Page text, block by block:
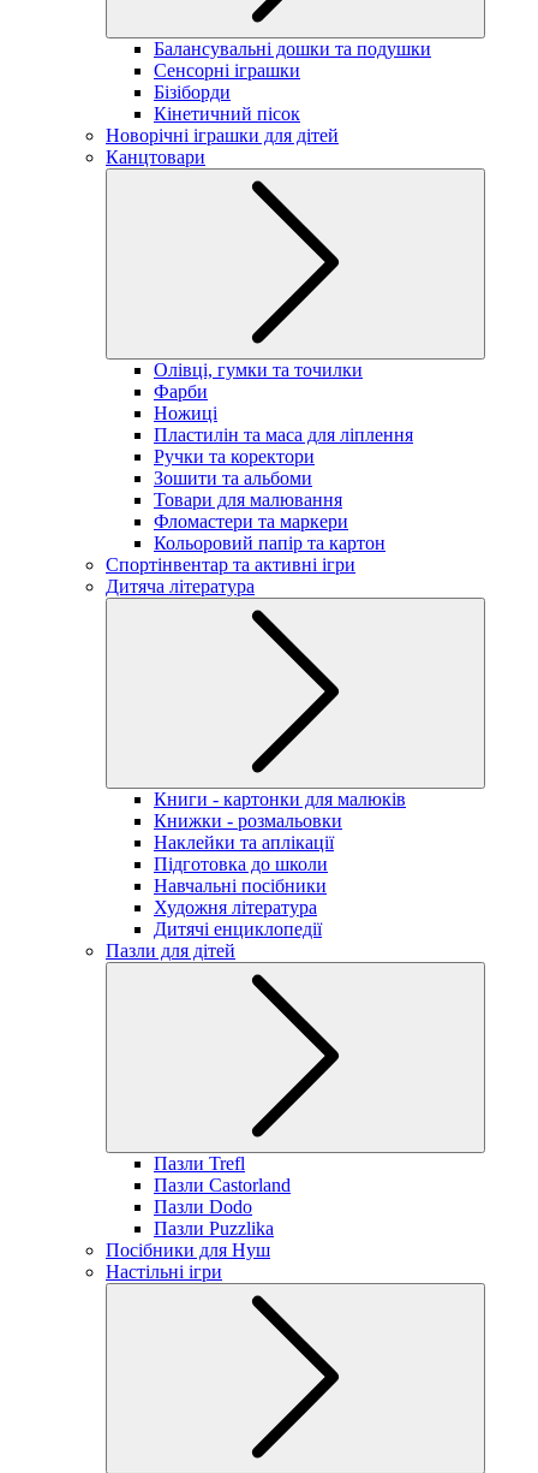
Балансувальні дошки та подушки
Сенсорні іграшки
Бізіборди
Кінетичний пісок
Новорічні іграшки для дітей
Канцтовари
Олівці, гумки та точилки
Фарби
Ножиці
Пластилін та маса для ліплення
Ручки та коректори
Зошити та альбоми
Товари для малювання
Фломастери та маркери
Кольоровий папір та картон
Спортінвентар та активні ігри
Дитяча література
Книги - картонки для малюків
Книжки - розмальовки
Наклейки та аплікації
Підготовка до школи
Навчальні посібники
Художня література
Дитячі енциклопедії
Пазли для дітей
Пазли Trefl
Пазли Castorland
Пазли Dodo
Пазли Puzzlika
Посібники для Нуш
Настільні ігри